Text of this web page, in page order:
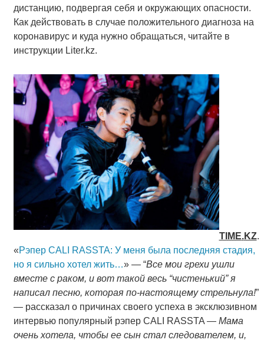
дистанцию, подвергая себя и окружающих опасности.
Как действовать в случае положительного диагноза на
коронавирус и куда нужно обращаться, читайте в
инструкции Liter.kz.
TIME.KZ.
«Рэпер CALI RASSTA: У меня была последняя стадия,
но я сильно хотел жить…» — “Все мои грехи ушли
вместе с раком, и вот такой весь “чистенький” я
написал песню, которая по-настоящему стрельнула!”
— рассказал о причинах своего успеха в эксклюзивном
интервью популярный рэпер CALI RASSTA — Мама
очень хотела, чтобы ее сын стал следователем, и,